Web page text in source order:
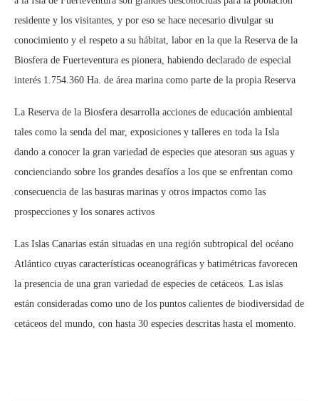
residente y los visitantes, y por eso se hace necesario divulgar su
conocimiento y el respeto a su hábitat, labor en la que la Reserva de la
Biosfera de Fuerteventura es pionera, habiendo declarado de especial
interés 1.754.360 Ha. de área marina como parte de la propia Reserva
La Reserva de la Biosfera desarrolla acciones de educación ambiental
tales como la senda del mar, exposiciones y talleres en toda la Isla
dando a conocer la gran variedad de especies que atesoran sus aguas y
concienciando sobre los grandes desafíos a los que se enfrentan como
consecuencia de las basuras marinas y otros impactos como las
prospecciones y los sonares activos
Las Islas Canarias están situadas en una región subtropical del océano
Atlántico cuyas características oceanográficas y batimétricas favorecen
la presencia de una gran variedad de especies de cetáceos. Las islas
están consideradas como uno de los puntos calientes de biodiversidad de
cetáceos del mundo, con hasta 30 especies descritas hasta el momento.